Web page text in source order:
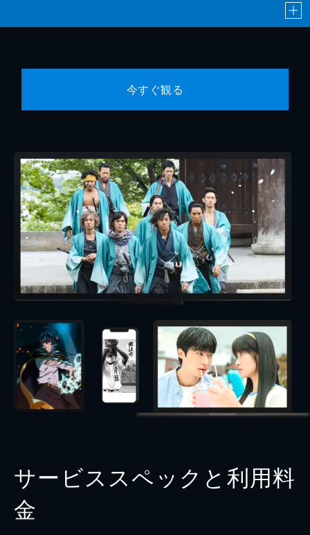
今すぐ観る
サービススペックと利用料
金